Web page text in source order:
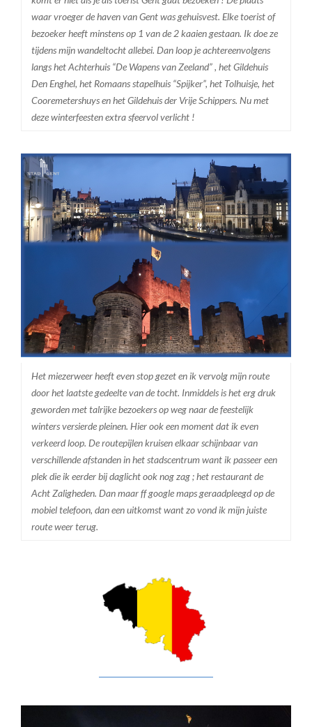
waar vroeger de haven van Gent was gehuisvest. Elke toerist of
bezoeker heeft minstens op 1 van de 2 kaaien gestaan. Ik doe ze
tijdens mijn wandeltocht allebei. Dan loop je achtereenvolgens
langs het Achterhuis “De Wapens van Zeeland” , het Gildehuis
Den Enghel, het Romaans stapelhuis “Spijker”, het Tolhuisje, het
Cooremetershuys en het Gildehuis der Vrije Schippers. Nu met
deze winterfeesten extra sfeervol verlicht !
Het miezerweer heeft even stop gezet en ik vervolg mijn route
door het laatste gedeelte van de tocht. Inmiddels is het erg druk
geworden met talrijke bezoekers op weg naar de feestelijk
winters versierde pleinen. Hier ook een moment dat ik even
verkeerd loop. De routepijlen kruisen elkaar schijnbaar van
verschillende afstanden in het stadscentrum want ik passeer een
plek die ik eerder bij daglicht ook nog zag ; het restaurant de
Acht Zaligheden. Dan maar ff google maps geraadpleegd op de
mobiel telefoon, dan een uitkomst want zo vond ik mijn juiste
route weer terug.